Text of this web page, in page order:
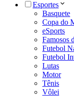
Esportes
Basquete
Copa do
eSports
Famosos
Futebol
Futebol
Lutas
Motor
Tênis
Vôlei